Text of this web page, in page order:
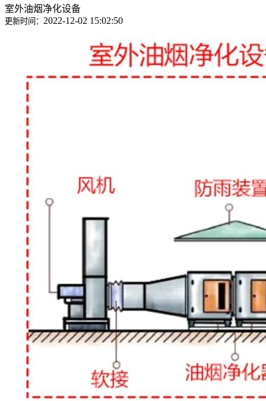
室外油烟净化设备
更新时间： 2022-12-02 15:02:50